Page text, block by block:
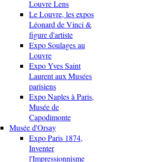
Louvre Lens
Le Louvre, les expos
Léonard de Vinci &
figure d'artiste
Expo Soulages au
Louvre
Expo Yves Saint
Laurent aux Musées
parisiens
Expo Naples à Paris,
Musée de
Capodimonte
Musée d'Orsay
Expo Paris 1874,
Inventer
l'Impressionnisme